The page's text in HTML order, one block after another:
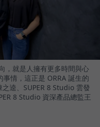
，就是人擁有更多時間與心
情，這正是 ORRA 誕生的
逵、SUPER 8 Studio 雲發
8 Studio 資深產品總監王